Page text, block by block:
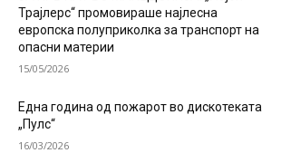
Трајлерс“ промовираше најлесна
европска полуприколка за транспорт на
опасни материи
15/05/2026
Една година од пожарот во дискотеката
„Пулс“
16/03/2026